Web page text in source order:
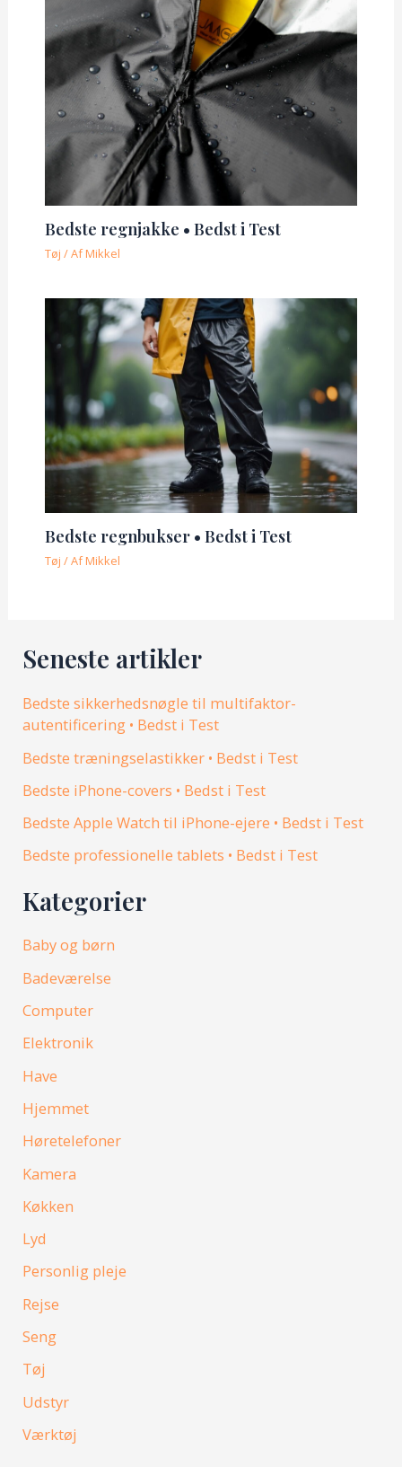
Bedste regnjakke • Bedst i Test
Tøj / AfMikkel
Bedste regnbukser • Bedst i Test
Tøj / AfMikkel
Seneste artikler
Bedste sikkerhedsnøgle til multifaktor-
autentificering • Bedst i Test
Bedste træningselastikker • Bedst i Test
Bedste iPhone-covers • Bedst i Test
Bedste Apple Watch til iPhone-ejere • Bedst i Test
Bedste professionelle tablets • Bedst i Test
Kategorier
Baby og børn
Badeværelse
Computer
Elektronik
Have
Hjemmet
Høretelefoner
Kamera
Køkken
Lyd
Personlig pleje
Rejse
Seng
Tøj
Udstyr
Værktøj